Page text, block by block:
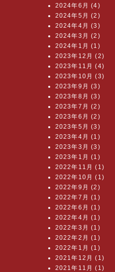
2024年6月 (4)
2024年5月 (2)
2024年4月 (3)
2024年3月 (2)
2024年1月 (1)
2023年12月 (2)
2023年11月 (4)
2023年10月 (3)
2023年9月 (3)
2023年8月 (3)
2023年7月 (2)
2023年6月 (2)
2023年5月 (3)
2023年4月 (1)
2023年3月 (3)
2023年1月 (1)
2022年11月 (1)
2022年10月 (1)
2022年9月 (2)
2022年7月 (1)
2022年6月 (1)
2022年4月 (1)
2022年3月 (1)
2022年2月 (1)
2022年1月 (1)
2021年12月 (1)
2021年11月 (1)